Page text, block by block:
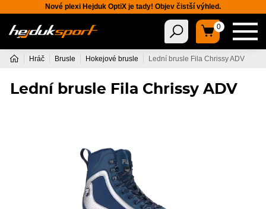
Nové plexi Hejduk OptiX je tady! Objev čistší výhled.
0
Hráč Brusle Hokejové brusle Lední brusle Fila Chrissy ADV
Lední brusle Fila Chrissy ADV